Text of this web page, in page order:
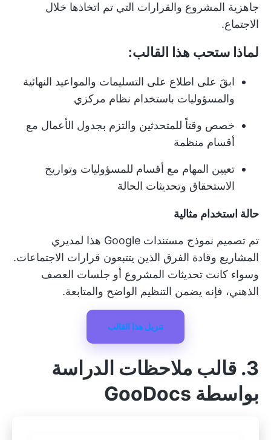
جاهزية المشروع والقرارات التي تم اتخاذها خلال
الاجتماع.
لماذا ستحب هذا القالب:
ابقَ على اطلاع على التسليمات والمواعيد النهائية
والمسؤوليات باستخدام نظام مركزي
خصص وقتاً للمتحدثين والتزم بجدول الأعمال مع
أقسام منظمة
تعيين المهام مع أقسام للمسؤوليات وتواريخ
الاستحقاق وتحديثات الحالة
حالة استخدام مثالية
تم تصميم نموذج مستندات Google هذا لمديري
المشاريع وقادة الفرق الذين يتتبعون قرارات الاجتماعات.
وسواء كانت تحديثات المشروع أو جلسات العصف
الذهني، فإنه يضمن التنظيم الواضح والمتابعة.
تنزيل هذا القالب
3. قالب ملاحظات الدراسة
بواسطة GooDocs